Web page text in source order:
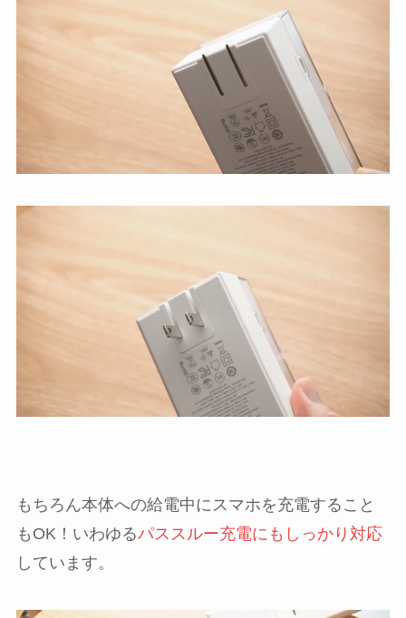
もちろん本体への給電中にスマホを充電すること
もOK！いわゆるパススルー充電にもしっかり対応
しています。